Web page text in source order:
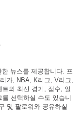
뉴스를 제공합니다. 프
가, NBA, K리그, V리그,
의 최신 경기, 점수, 일
선택하실 수도 있습니
및 팔로워와 공유하실